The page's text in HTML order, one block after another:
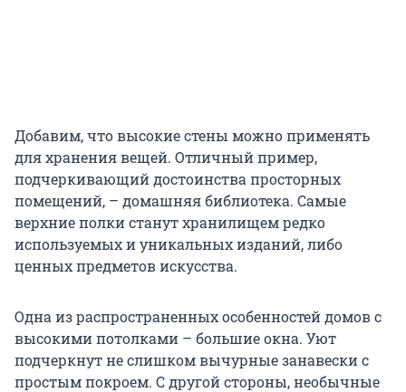
Добавим, что высокие стены можно применять
для хранения вещей. Отличный пример,
подчеркивающий достоинства просторных
помещений, – домашняя библиотека. Самые
верхние полки станут хранилищем редко
используемых и уникальных изданий, либо
ценных предметов искусства.
Одна из распространенных особенностей домов с
высокими потолками – большие окна. Уют
подчеркнут не слишком вычурные занавески с
простым покроем. С другой стороны, необычные